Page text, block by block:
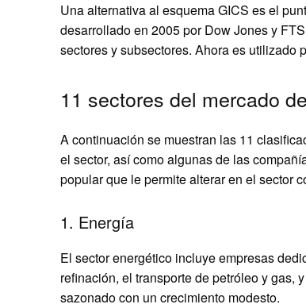
Una alternativa al esquema GICS es el
desarrollado en 2005 por Dow Jones y
sectores y subsectores. Ahora es utilizado
11 sectores del mercado
A continuación se muestran las 11
el sector, así como algunas de las
popular que le permite alterar en el sector
1. Energía
El sector energético incluye empresas
refinación, el transporte de petróleo y gas,
sazonado con un crecimiento modesto.